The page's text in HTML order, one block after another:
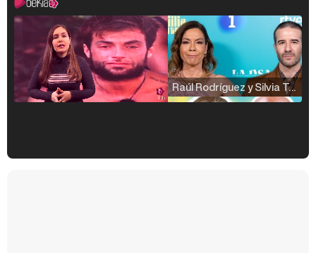
Raúl Rodríguez y Silvia Taulés nos cuentan su papel en 'La familia de la tele'